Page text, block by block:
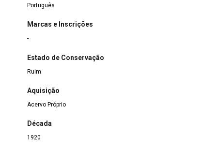
Português
Marcas e Inscrições
-
Estado de Conservação
Ruim
Aquisição
Acervo Próprio
Década
1920